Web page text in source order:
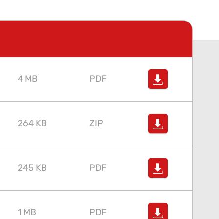
4 MB PDF
264 KB ZIP
245 KB PDF
1 MB PDF